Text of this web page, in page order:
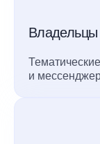
Владельцы
и